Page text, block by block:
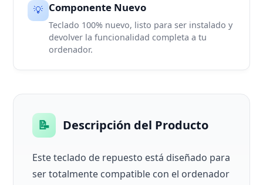
💡 Componente Nuevo
Teclado 100% nuevo, listo para ser instalado y
devolver la funcionalidad completa a tu
ordenador.
📝 Descripción del Producto
Este teclado de repuesto está diseñado para
ser totalmente compatible con el ordenador